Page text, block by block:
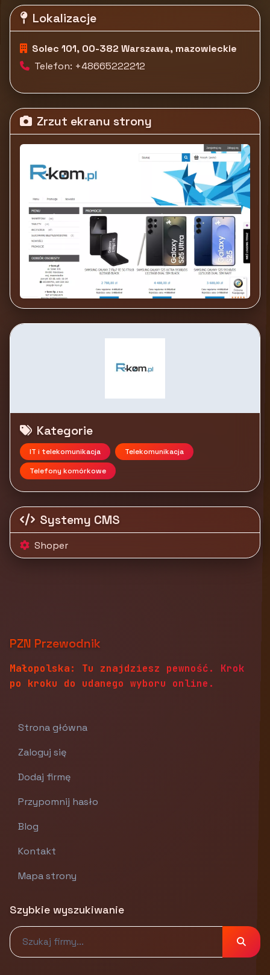
Lokalizacje
Solec 101, 00-382 Warszawa, mazowieckie
Telefon: +48665222212
Zrzut ekranu strony
Kategorie
IT i telekomunikacja
Telekomunikacja
Telefony komórkowe
Systemy CMS
Shoper
PZN Przewodnik
Małopolska: Tu znajdziesz pewność. Krok
po kroku do udanego wyboru online.
Strona główna
Zaloguj się
Dodaj firmę
Przypomnij hasło
Blog
Kontakt
Mapa strony
Szybkie wyszukiwanie